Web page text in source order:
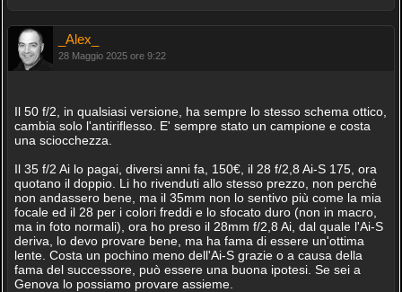
_Alex_
28 Maggio 2025 ore 9:22
Il 50 f/2, in qualsiasi versione, ha sempre lo stesso schema ottico,
cambia solo l'antiriflesso. E' sempre stato un campione e costa
una sciocchezza.
Il 35 f/2 Ai lo pagai, diversi anni fa, 150€, il 28 f/2,8 Ai-S 175, ora
quotano il doppio. Li ho rivenduti allo stesso prezzo, non perché
non andassero bene, ma il 35mm non lo sentivo più come la mia
focale ed il 28 per i colori freddi e lo sfocato duro (non in macro,
ma in foto normali), ora ho preso il 28mm f/2,8 Ai, dal quale l'Ai-S
deriva, lo devo provare bene, ma ha fama di essere un'ottima
lente. Costa un pochino meno dell'Ai-S grazie o a causa della
fama del successore, può essere una buona ipotesi. Se sei a
Genova lo possiamo provare assieme.